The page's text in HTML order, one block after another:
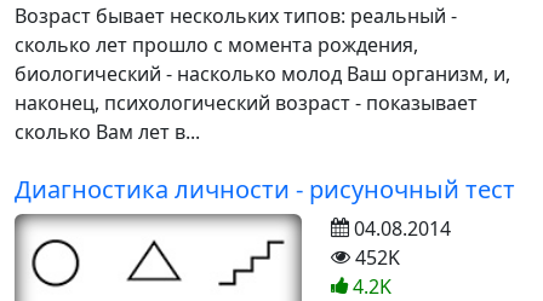
Возраст бывает нескольких типов: реальный -
сколько лет прошло с момента рождения,
биологический - насколько молод Ваш организм, и,
наконец, психологический возраст - показывает
сколько Вам лет в...
Диагностика личности - рисуночный тест
04.08.2014
452K
4.2K